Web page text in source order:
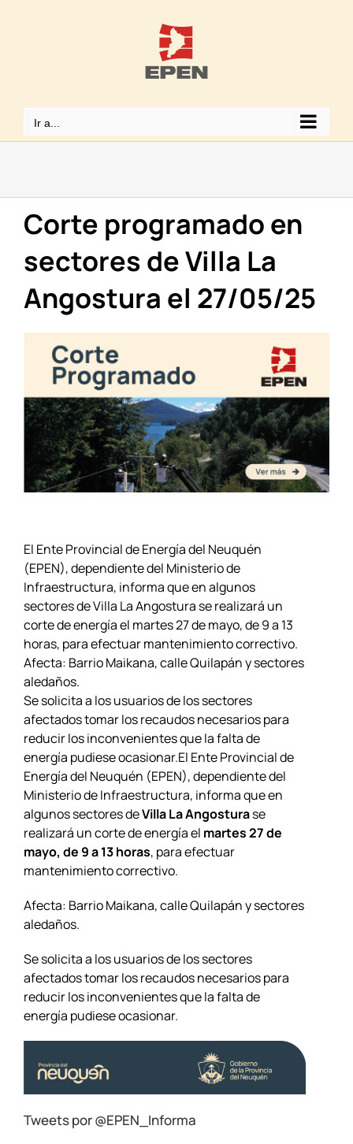
Ir a...
Corte programado en
sectores de Villa La
Angostura el 27/05/25
El Ente Provincial de Energía del Neuquén
(EPEN), dependiente del Ministerio de
Infraestructura, informa que en algunos
sectores de Villa La Angostura se realizará un
corte de energía el martes 27 de mayo, de 9 a 13
horas, para efectuar mantenimiento correctivo.
Afecta: Barrio Maikana, calle Quilapán y sectores
aledaños.
Se solicita a los usuarios de los sectores
afectados tomar los recaudos necesarios para
reducir los inconvenientes que la falta de
energía pudiese ocasionar.El Ente Provincial de
Energía del Neuquén (EPEN), dependiente del
Ministerio de Infraestructura, informa que en
algunos sectores deVilla La Angosturase
realizará un corte de energía el martes 27 de
mayo, de 9 a 13 horas, para efectuar
mantenimiento correctivo.
Afecta: Barrio Maikana, calle Quilapán y sectores
aledaños.
Se solicita a los usuarios de los sectores
afectados tomar los recaudos necesarios para
reducir los inconvenientes que la falta de
energía pudiese ocasionar.
Tweets por @EPEN_Informa